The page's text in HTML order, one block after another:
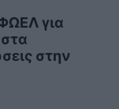
για
στην